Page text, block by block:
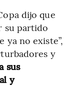
dijo que
su partido
ya no existe”,
y
sus
y